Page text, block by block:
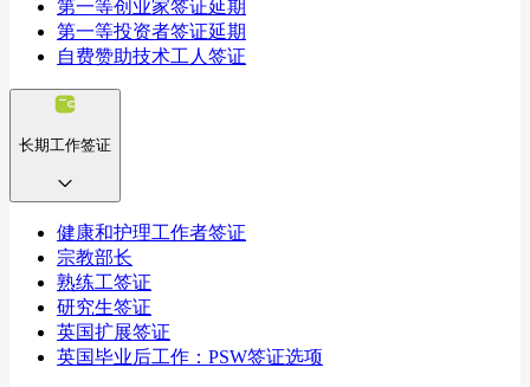
第一等创业家签证延期
第一等投资者签证延期
自费赞助技术工人签证
长期工作签证
健康和护理工作者签证
宗教部长
熟练工签证
研究生签证
英国扩展签证
英国毕业后工作：PSW签证选项